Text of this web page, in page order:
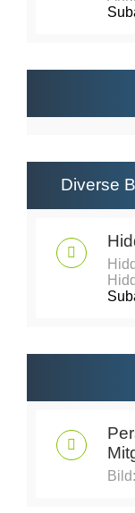
Diverse
Bild: